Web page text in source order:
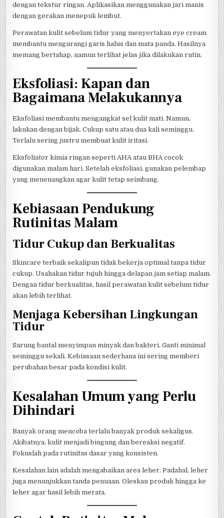
dengan tekstur ringan. Aplikasikan menggunakan jari manis
dengan gerakan menepuk lembut.
Perawatan kulit sebelum tidur yang menyertakan eye cream
membantu mengurangi garis halus dan mata panda. Hasilnya
memang bertahap, namun terlihat jelas jika dilakukan rutin.
Eksfoliasi: Kapan dan
Bagaimana Melakukannya
Eksfoliasi membantu mengangkat sel kulit mati. Namun,
lakukan dengan bijak. Cukup satu atau dua kali seminggu.
Terlalu sering justru membuat kulit iritasi.
Eksfoliator kimia ringan seperti AHA atau BHA cocok
digunakan malam hari. Setelah eksfoliasi, gunakan pelembap
yang menenangkan agar kulit tetap seimbang.
Kebiasaan Pendukung
Rutinitas Malam
Tidur Cukup dan Berkualitas
Skincare terbaik sekalipun tidak bekerja optimal tanpa tidur
cukup. Usahakan tidur tujuh hingga delapan jam setiap malam.
Dengan tidur berkualitas, hasil perawatan kulit sebelum tidur
akan lebih terlihat.
Menjaga Kebersihan Lingkungan
Tidur
Sarung bantal menyimpan minyak dan bakteri. Ganti minimal
seminggu sekali. Kebiasaan sederhana ini sering memberi
perubahan besar pada kondisi kulit.
Kesalahan Umum yang Perlu
Dihindari
Banyak orang mencoba terlalu banyak produk sekaligus.
Akibatnya, kulit menjadi bingung dan bereaksi negatif.
Fokuslah pada rutinitas dasar yang konsisten.
Kesalahan lain adalah mengabaikan area leher. Padahal, leher
juga menunjukkan tanda penuaan. Oleskan produk hingga ke
leher agar hasil lebih merata.